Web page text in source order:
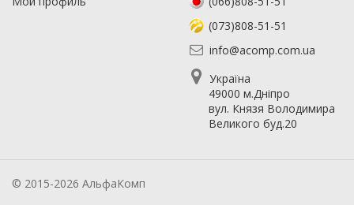
(073)808-51-51
info@acomp.com.ua
Україна
49000 м.Дніпро
вул. Князя Володимира
Великого буд.20
© 2015-2026 АльфаКомп